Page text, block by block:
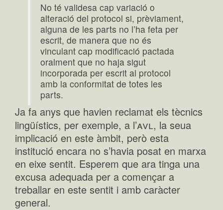
No té validesa cap variació o
alteració del protocol si, prèviament,
alguna de les parts no l’ha feta per
escrit, de manera que no és
vinculant cap modificació pactada
oralment que no haja sigut
incorporada per escrit al protocol
amb la conformitat de totes les
parts.
Ja fa anys que havien reclamat els tècnics
lingüístics, per exemple, a l’avl, la seua
implicació en este àmbit, però esta
institució encara no s’havia posat en marxa
en eixe sentit. Esperem que ara tinga una
excusa adequada per a començar a
treballar en este sentit i amb caràcter
general.